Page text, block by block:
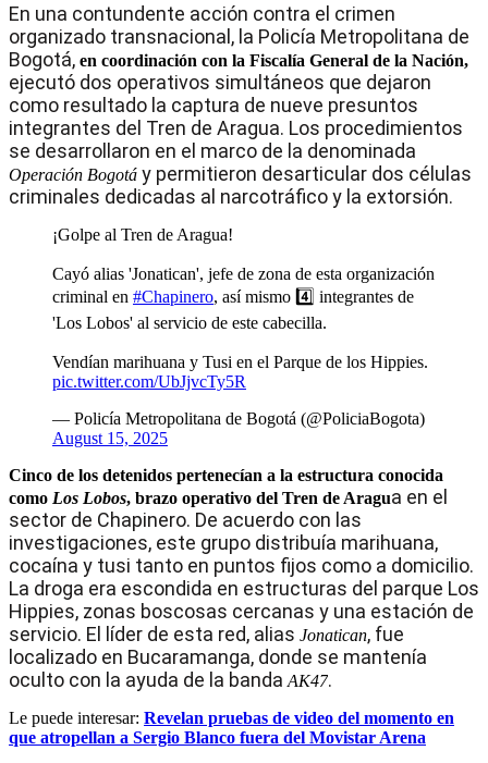
En una contundente acción contra el crimen
organizado transnacional, la Policía Metropolitana de
Bogotá, en coordinación con la Fiscalía General de la Nación,
ejecutó dos operativos simultáneos que dejaron
como resultado la captura de nueve presuntos
integrantes del Tren de Aragua. Los procedimientos
se desarrollaron en el marco de la denominada
Operación Bogotá y permitieron desarticular dos células
criminales dedicadas al narcotráfico y la extorsión.
¡Golpe al Tren de Aragua!
Cayó alias 'Jonatican', jefe de zona de esta organización
criminal en #Chapinero, así mismo 4️⃣ integrantes de
'Los Lobos' al servicio de este cabecilla.
Vendían marihuana y Tusi en el Parque de los Hippies.
pic.twitter.com/UbJjvcTy5R
— Policía Metropolitana de Bogotá (@PoliciaBogota)
August 15, 2025
Cinco de los detenidos pertenecían a la estructura conocida
como Los Lobos, brazo operativo del Tren de Aragua en el
sector de Chapinero. De acuerdo con las
investigaciones, este grupo distribuía marihuana,
cocaína y tusi tanto en puntos fijos como a domicilio.
La droga era escondida en estructuras del parque Los
Hippies, zonas boscosas cercanas y una estación de
servicio. El líder de esta red, alias Jonatican, fue
localizado en Bucaramanga, donde se mantenía
oculto con la ayuda de la banda AK47.
Le puede interesar: Revelan pruebas de video del momento en
que atropellan a Sergio Blanco fuera del Movistar Arena